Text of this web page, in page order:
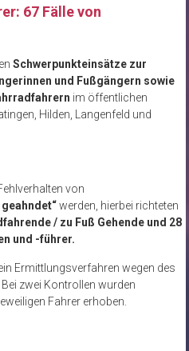
67 Fälle von
Schwerpunkteinsätze zur
und Fußgängern sowie
im öffentlichen
Hilden, Langenfeld und
von
werden, hierbei richteten
/ zu Fuß Gehende und 28
und -führer.
Ermittlungsverfahren wegen des
zwei Kontrollen wurden
Fahrer erhoben.